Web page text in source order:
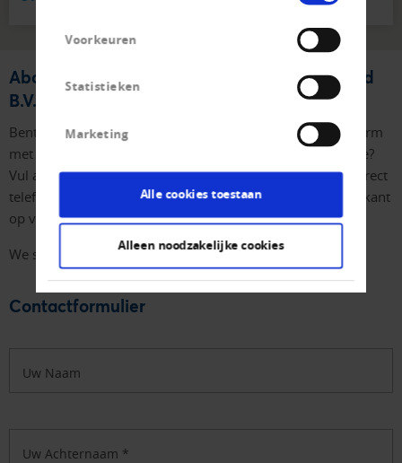
Voorkeuren
Statistieken
Marketing
Alle cookies toestaan
Alleen noodzakelijke cookies
Abonnee worden van Creditrefrom Nederland
B.V.
Bent u geïnteresserd in een samenwerking met Creditreform
met al zijn voordelen, maar wilt eerst wat meer informatie?
Vul alstublieft gerust onderstaand formulier in of neem direct
telefonisch contact met ons op. Graag komen we ook uw kant
op voor een vrijblijvend eerst persoonlijk gesprek.
We staan u graag te woord.
Contactformulier
Uw Naam
Uw Achternaam *